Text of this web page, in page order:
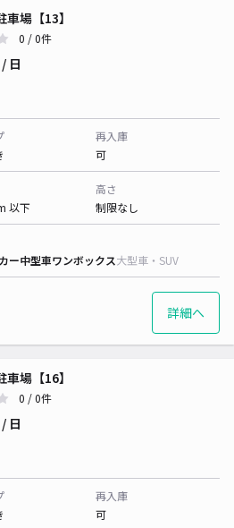
場【13】
0 / 0件
/ 日
再入庫
可
以下
高さ
制限なし
ー中型車ワンボックス大型車・SUV
詳細へ
場【16】
0 / 0件
/ 日
再入庫
可